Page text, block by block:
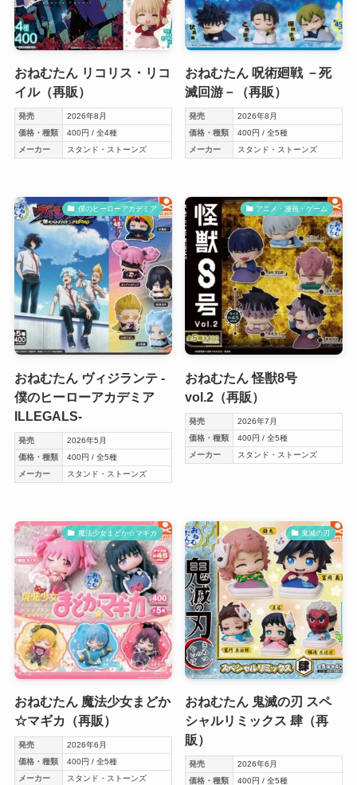
おねむたん リコリス・リコ
イル（再販）
発売
2026年8月
価格・種類
400円 / 全4種
メーカー
スタンド・ストーンズ
おねむたん 呪術廻戦 －死
滅回游－（再販）
発売
2026年8月
価格・種類
400円 / 全5種
メーカー
スタンド・ストーンズ
僕のヒーローアカデミア
おねむたん ヴィジランテ -
僕のヒーローアカデミア
ILLEGALS-
発売
2026年5月
価格・種類
400円 / 全5種
メーカー
スタンド・ストーンズ
アニメ・漫画・ゲーム
おねむたん 怪獣8号
vol.2（再販）
発売
2026年7月
価格・種類
400円 / 全5種
メーカー
スタンド・ストーンズ
魔法少女まどか☆マギカ
おねむたん 魔法少女まどか
☆マギカ（再販）
発売
2026年6月
価格・種類
400円 / 全5種
メーカー
スタンド・ストーンズ
鬼滅の刃
おねむたん 鬼滅の刃 スペ
シャルリミックス 肆（再
販）
発売
2026年6月
価格・種類
400円 / 全5種